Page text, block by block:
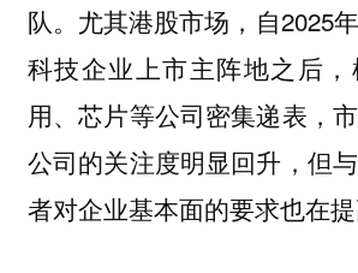
队。尤其港股市场，自2025
科技企业上市主阵地之后
用、芯片等公司密集递表，
公司的关注度明显回升，但
者对企业基本面的要求也在提